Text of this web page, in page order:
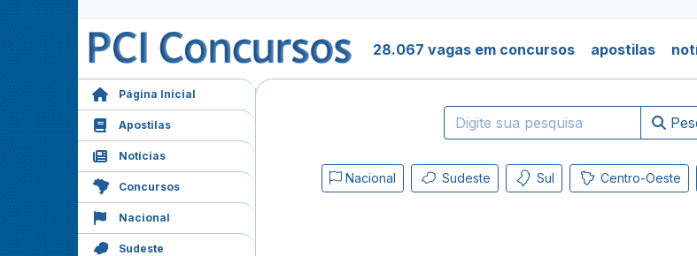
28.067 vagas em concursos apostilas
Página Inicial
Apostilas
Notícias
Concursos
Nacional
Sudeste
Nacional Sudeste Sul Centro-Oeste